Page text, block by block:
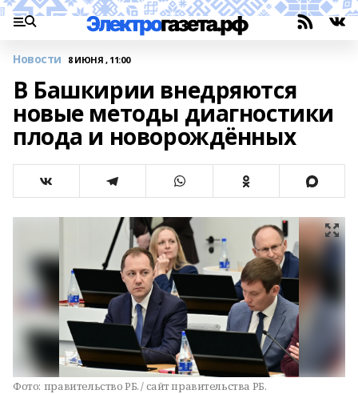
Новости 8 ИЮНЯ , 11:00
В Башкирии внедряются
новые методы диагностики
плода и новорождённых
Фото: правительство РБ. / сайт правительства РБ.